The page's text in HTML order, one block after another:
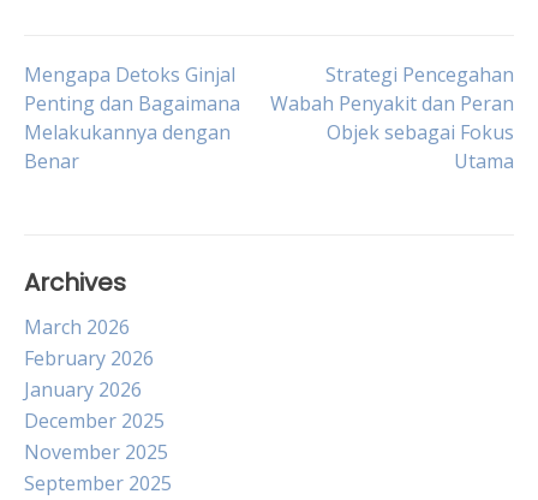
Post
navigation
Mengapa Detoks Ginjal
Penting dan Bagaimana
Melakukannya dengan
Benar
Strategi Pencegahan
Wabah Penyakit dan Peran
Objek sebagai Fokus
Utama
Archives
March 2026
February 2026
January 2026
December 2025
November 2025
September 2025